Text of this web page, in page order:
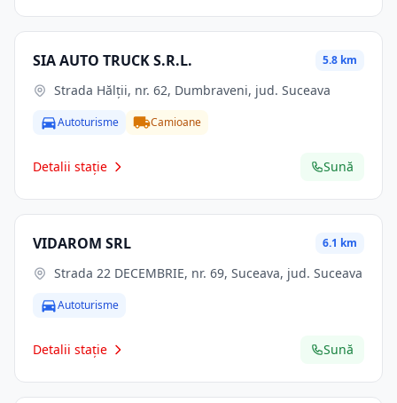
SIA AUTO TRUCK S.R.L. 5.8 km
Strada Hălții, nr. 62, Dumbraveni, jud. Suceava
Autoturisme Camioane
Detalii stație Sună
VIDAROM SRL 6.1 km
Strada 22 DECEMBRIE, nr. 69, Suceava, jud. Suceava
Autoturisme
Detalii stație Sună